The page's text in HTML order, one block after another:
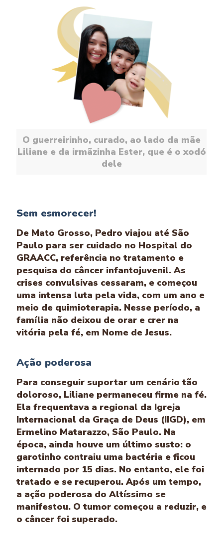
O guerreirinho, curado, ao lado da mãe
Liliane e da irmãzinha Ester, que é o xodó
dele
Sem esmorecer!
De Mato Grosso, Pedro viajou até São
Paulo para ser cuidado no Hospital do
GRAACC, referência no tratamento e
pesquisa do câncer infantojuvenil. As
crises convulsivas cessaram, e começou
uma intensa luta pela vida, com um ano e
meio de quimioterapia. Nesse período, a
família não deixou de orar e crer na
vitória pela fé, em Nome de Jesus.
Ação poderosa
Para conseguir suportar um cenário tão
doloroso, Liliane permaneceu firme na fé.
Ela frequentava a regional da Igreja
Internacional da Graça de Deus (IIGD), em
Ermelino Matarazzo, São Paulo. Na
época, ainda houve um último susto: o
garotinho contraiu uma bactéria e ficou
internado por 15 dias. No entanto, ele foi
tratado e se recuperou. Após um tempo,
a ação poderosa do Altíssimo se
manifestou. O tumor começou a reduzir, e
o câncer foi superado.